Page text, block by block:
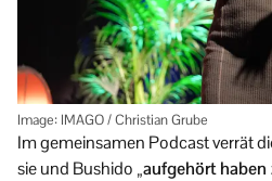
Image: IMAGO / Christian Grube
Im gemeinsamen Podcast verrät
sie und Bushido „aufgehört haben